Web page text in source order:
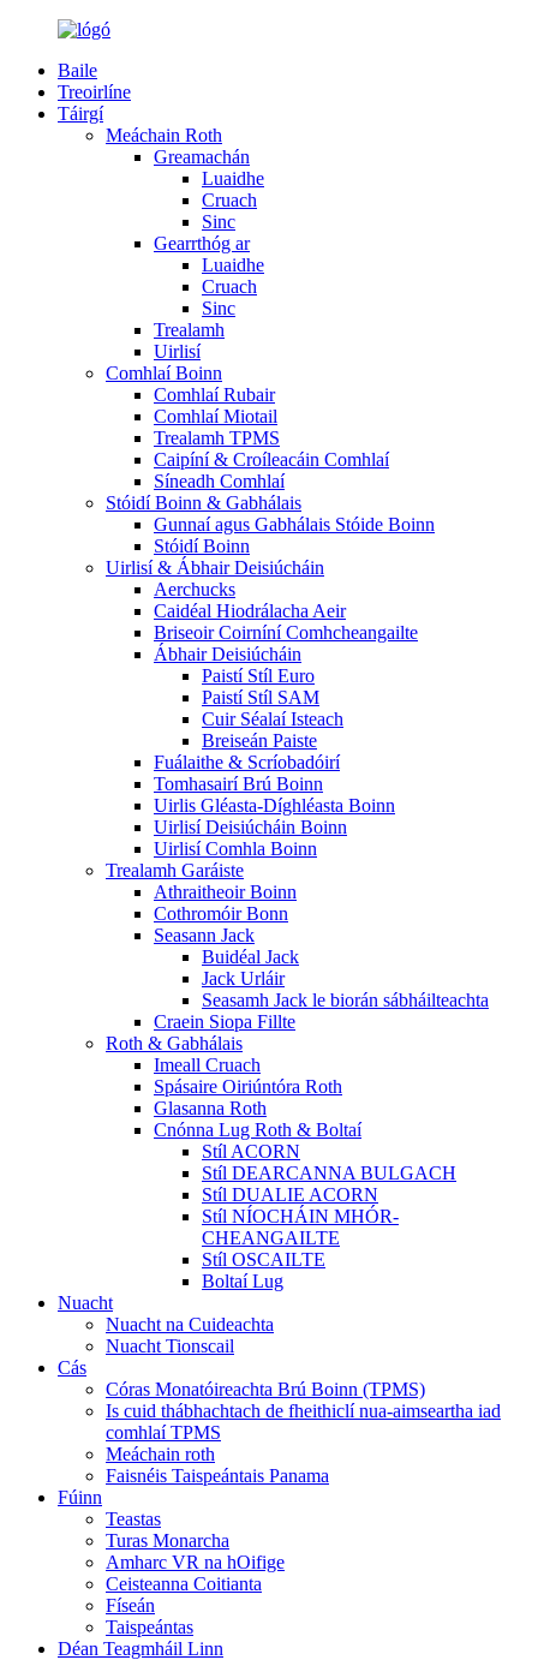
Baile
Treoirlíne
Táirgí
Meáchain Roth
Greamachán
Luaidhe
Cruach
Sinc
Gearrthóg ar
Luaidhe
Cruach
Sinc
Trealamh
Uirlisí
Comhlaí Boinn
Comhlaí Rubair
Comhlaí Miotail
Trealamh TPMS
Caipíní & Croíleacáin Comhlaí
Síneadh Comhlaí
Stóidí Boinn & Gabhálais
Gunnaí agus Gabhálais Stóide Boinn
Stóidí Boinn
Uirlisí & Ábhair Deisiúcháin
Aerchucks
Caidéal Hiodrálacha Aeir
Briseoir Coirníní Comhcheangailte
Ábhair Deisiúcháin
Paistí Stíl Euro
Paistí Stíl SAM
Cuir Séalaí Isteach
Breiseán Paiste
Fuálaithe & Scríobadóirí
Tomhasairí Brú Boinn
Uirlis Gléasta-Díghléasta Boinn
Uirlisí Deisiúcháin Boinn
Uirlisí Comhla Boinn
Trealamh Garáiste
Athraitheoir Boinn
Cothromóir Bonn
Seasann Jack
Buidéal Jack
Jack Urláir
Seasamh Jack le biorán sábháilteachta
Craein Siopa Fillte
Roth & Gabhálais
Imeall Cruach
Spásaire Oiriúntóra Roth
Glasanna Roth
Cnónna Lug Roth & Boltaí
Stíl ACORN
Stíl DEARCANNA BULGACH
Stíl DUALIE ACORN
Stíl NÍOCHÁIN MHÓR-
CHEANGAILTE
Stíl OSCAILTE
Boltaí Lug
Nuacht
Nuacht na Cuideachta
Nuacht Tionscail
Cás
Córas Monatóireachta Brú Boinn (TPMS)
Is cuid thábhachtach de fheithiclí nua-aimseartha iad
comhlaí TPMS
Meáchain roth
Faisnéis Taispeántais Panama
Fúinn
Teastas
Turas Monarcha
Amharc VR na hOifige
Ceisteanna Coitianta
Físeán
Taispeántas
Déan Teagmháil Linn